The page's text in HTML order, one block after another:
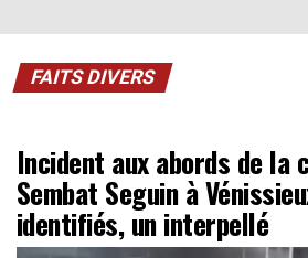
FAITS DIVERS
Incident aux abords de la
Sembat Seguin à
identifiés, un interpellé